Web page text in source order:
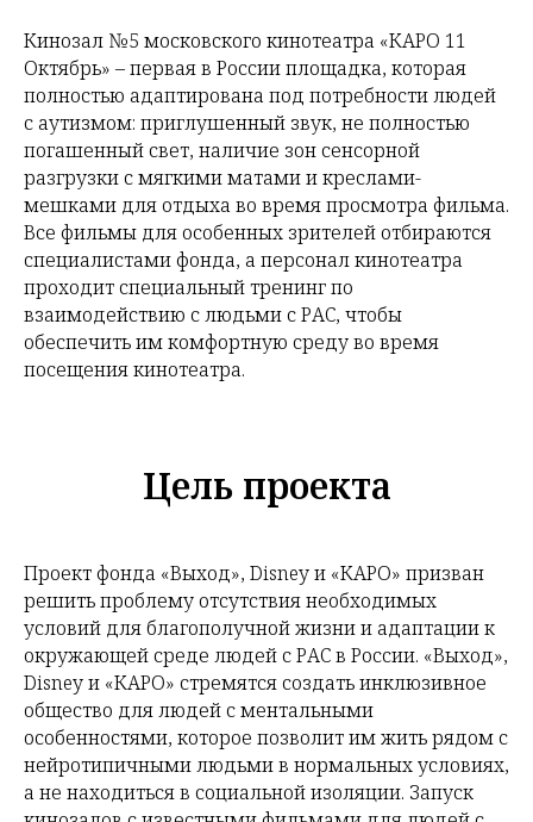
Кинозал №5 московского кинотеатра «КАРО 11
Октябрь» – первая в России площадка, которая
полностью адаптирована под потребности людей
с аутизмом: приглушенный звук, не полностью
погашенный свет, наличие зон сенсорной
разгрузки с мягкими матами и креслами-
мешками для отдыха во время просмотра фильма.
Все фильмы для особенных зрителей отбираются
специалистами фонда, а персонал кинотеатра
проходит специальный тренинг по
взаимодействию с людьми с РАС, чтобы
обеспечить им комфортную среду во время
посещения кинотеатра.
Цель проекта
Проект фонда «Выход», Disney и «КАРО» призван
решить проблему отсутствия необходимых
условий для благополучной жизни и адаптации к
окружающей среде людей с РАС в России. «Выход»,
Disney и «КАРО» стремятся создать инклюзивное
общество для людей с ментальными
особенностями, которое позволит им жить рядом с
нейротипичными людьми в нормальных условиях,
а не находиться в социальной изоляции. Запуск